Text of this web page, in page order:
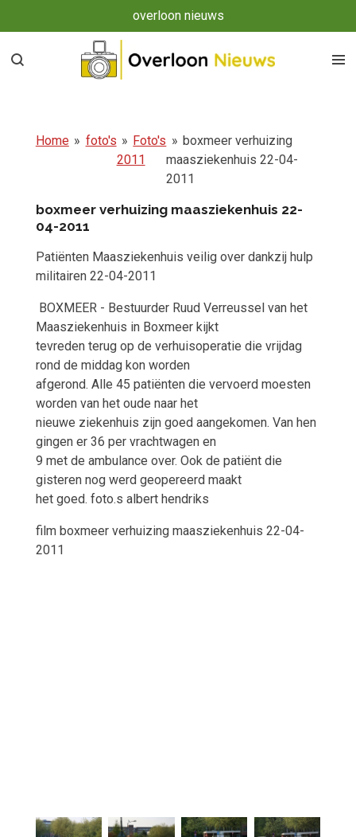
direct
naar
overloon nieuws
Home » foto's » Foto's
2011
» boxmeer verhuizing
maasziekenhuis 22-04-
2011
boxmeer verhuizing maasziekenhuis 22-
04-2011
Patiënten Maasziekenhuis veilig over dankzij hulp
militairen 22-04-2011
BOXMEER - Bestuurder Ruud Verreussel van het
Maasziekenhuis in Boxmeer kijkt
tevreden terug op de verhuisoperatie die vrijdag
rond de middag kon worden
afgerond. Alle 45 patiënten die vervoerd moesten
worden van het oude naar het
nieuwe ziekenhuis zijn goed aangekomen. Van hen
gingen er 36 per vrachtwagen en
9 met de ambulance over. Ook de patiënt die
gisteren nog werd geopereerd maakt
het goed. foto.s albert hendriks
film boxmeer verhuizing maasziekenhuis 22-04-
2011